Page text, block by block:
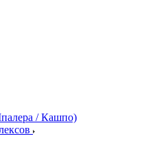
/ Кашпо)